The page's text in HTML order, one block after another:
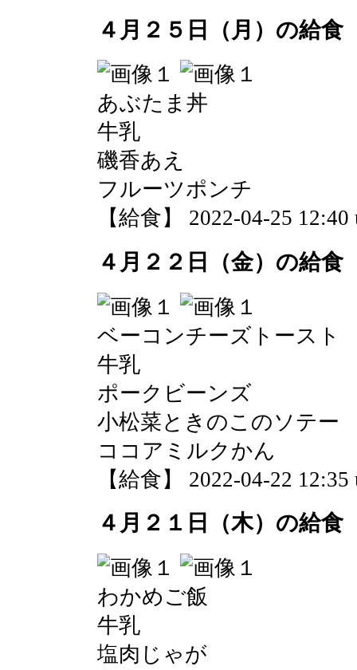
４月２５日（月）の給食
あぶたま丼
牛乳
磯香あえ
フルーツポンチ
【給食】 2022-04-25 12:40
４月２２日（金）の給食
ベーコンチーズトースト
牛乳
ポークビーンズ
小松菜ときのこのソテー
ココアミルクかん
【給食】 2022-04-22 12:35
４月２１日（木）の給食
わかめご飯
牛乳
塩肉じゃが